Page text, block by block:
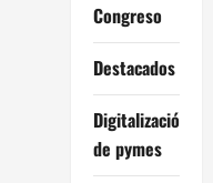
Congreso
Destacados
Digitalización
de pymes